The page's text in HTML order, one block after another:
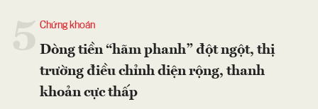
Chứng khoán
Dòng tiền “hãm phanh” đột ngột, thị
trường điều chỉnh diện rộng, thanh
khoản cực thấp